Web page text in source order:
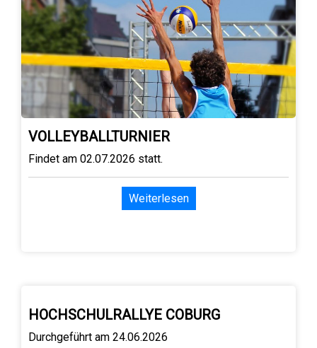
VOLLEYBALLTURNIER
Findet am 02.07.2026 statt.
Weiterlesen
HOCHSCHULRALLYE COBURG
Durchgeführt am 24.06.2026